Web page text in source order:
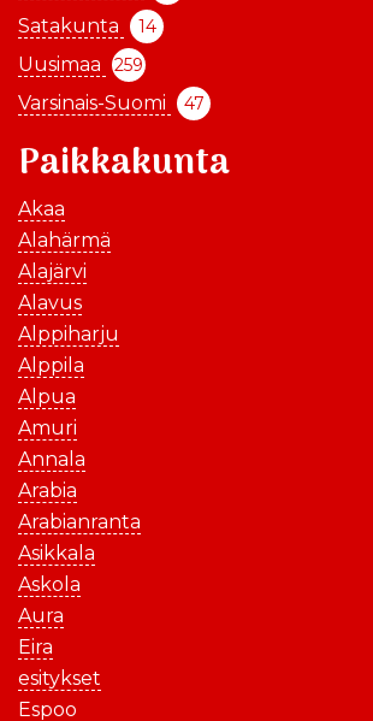
Satakunta 14
Uusimaa 259
Varsinais-Suomi 47
Paikkakunta
Akaa
Alahärmä
Alajärvi
Alavus
Alppiharju
Alppila
Alpua
Amuri
Annala
Arabia
Arabianranta
Asikkala
Askola
Aura
Eira
esitykset
Espoo